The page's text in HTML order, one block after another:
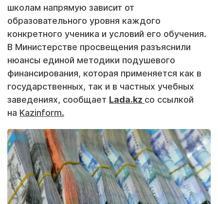
школам напрямую зависит от
образовательного уровня каждого
конкретного ученика и условий его обучения.
В Министерстве просвещения разъяснили
нюансы единой методики подушевого
финансирования, которая применяется как в
государственных, так и в частных учебных
заведениях, сообщает Lada.kz со ссылкой
на Kazinform.